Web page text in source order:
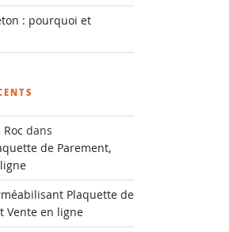
: pourquoi et
dans
de Parement,
Plaquette de
Vente en ligne